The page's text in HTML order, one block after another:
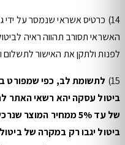
14) כרטיס אשראי שנמסר על
האשראי תסורב תהווה ראיה
לפנות ולתקן את האישור לתשלום
15) לתשומת לב, כפי שמפורט
ביטול עסקה יהא רשאי האתר
ביטול יגבו רק במקרה של